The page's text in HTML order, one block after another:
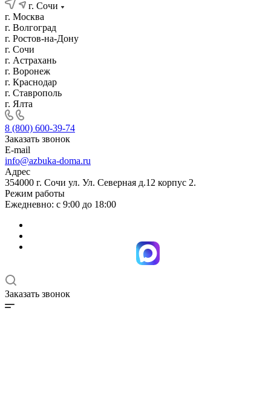
г. Сочи
г. Москва
г. Волгоград
г. Ростов-на-Дону
г. Сочи
г. Астрахань
г. Воронеж
г. Краснодар
г. Ставрополь
г. Ялта
8 (800) 600-39-74
Заказать звонок
E-mail
info@azbuka-doma.ru
Адрес
354000 г. Сочи ул. Ул. Северная д.12 корпус 2.
Режим работы
Ежедневно: с 9:00 до 18:00
Заказать звонок